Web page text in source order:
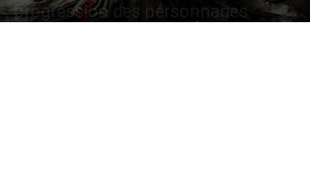
progression des personnages